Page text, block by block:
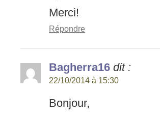
Merci!
Répondre
Bagherra16 dit :
22/10/2014 à 15:30
Bonjour,